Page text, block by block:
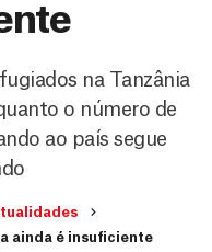
na Tanzânia
o número de
ao país segue
ainda é insuficiente